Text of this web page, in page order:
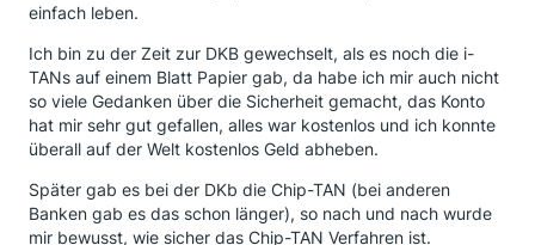
einfach leben.
Ich bin zu der Zeit zur DKB gewechselt, als es noch die i-
TANs auf einem Blatt Papier gab, da habe ich mir auch nicht
so viele Gedanken über die Sicherheit gemacht, das Konto
hat mir sehr gut gefallen, alles war kostenlos und ich konnte
überall auf der Welt kostenlos Geld abheben.
Später gab es bei der DKb die Chip-TAN (bei anderen
Banken gab es das schon länger), so nach und nach wurde
mir bewusst, wie sicher das Chip-TAN Verfahren ist.